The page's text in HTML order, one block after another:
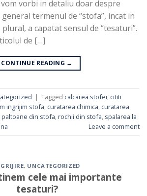
vorbi in detaliu doar despre
termenul de “stofa”, incat in
a capatat sensul de “tesaturi”.
de […]
CONTINUE READING →
| Tagged calcarea stofei, cititi
ingrijim stofa, curatarea chimica, curatarea
paltoane din stofa,rochii din stofa, spalarea la
Leave a comment
, UNCATEGORIZED
cele mai importante
tesaturi?